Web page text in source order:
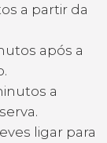
a partir da
após a
a
ligar para